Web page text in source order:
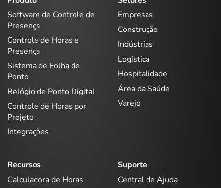
Software de Controle de
Presença
Controle de Horas e
Presença
Sistema de Folha de
Ponto
Relógio de Ponto Digital
Controle de Horas por
Projeto
Integrações
Empresas
Construção
Indústrias
Logística
Hospitalidade
Área da Saúde
Varejo
Recursos
Calculadora de Horas
Suporte
Central de Ajuda